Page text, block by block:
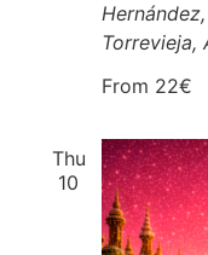
Torrevieja,
From 22€
Thu
10